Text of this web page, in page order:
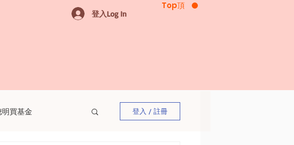
登入Log In
Top頂
明買基金 登入 / 註冊